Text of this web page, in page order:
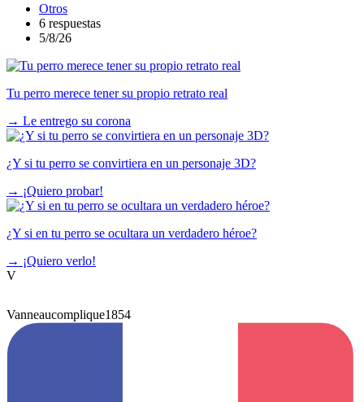
Otros
6 respuestas
5/8/26
Tu perro merece tener su propio retrato real
→ Le entrego su corona
¿Y si tu perro se convirtiera en un personaje 3D?
→ ¡Quiero probar!
¿Y si en tu perro se ocultara un verdadero héroe?
→ ¡Quiero verlo!
V
Vanneaucomplique1854